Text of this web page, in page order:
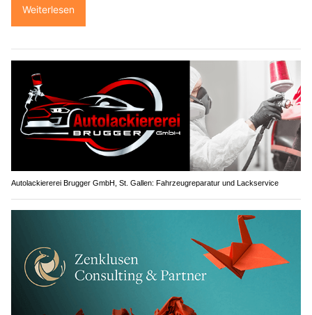
Weiterlesen
Autolackiererei Brugger GmbH, St. Gallen: Fahrzeugreparatur und Lackservice